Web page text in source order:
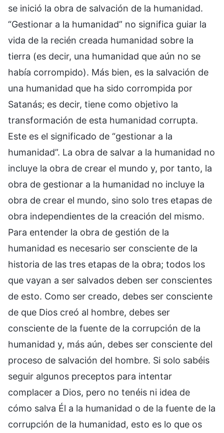
se inició la obra de salvación de la humanidad.
“Gestionar a la humanidad” no significa guiar la
vida de la recién creada humanidad sobre la
tierra (es decir, una humanidad que aún no se
había corrompido). Más bien, es la salvación de
una humanidad que ha sido corrompida por
Satanás; es decir, tiene como objetivo la
transformación de esta humanidad corrupta.
Este es el significado de “gestionar a la
humanidad”. La obra de salvar a la humanidad no
incluye la obra de crear el mundo y, por tanto, la
obra de gestionar a la humanidad no incluye la
obra de crear el mundo, sino solo tres etapas de
obra independientes de la creación del mismo.
Para entender la obra de gestión de la
humanidad es necesario ser consciente de la
historia de las tres etapas de la obra; todos los
que vayan a ser salvados deben ser conscientes
de esto. Como ser creado, debes ser consciente
de que Dios creó al hombre, debes ser
consciente de la fuente de la corrupción de la
humanidad y, más aún, debes ser consciente del
proceso de salvación del hombre. Si solo sabéis
seguir algunos preceptos para intentar
complacer a Dios, pero no tenéis ni idea de
cómo salva Él a la humanidad o de la fuente de la
corrupción de la humanidad, esto es lo que os